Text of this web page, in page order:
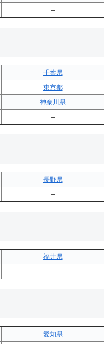
–
千葉県
東京都
神奈川県
–
長野県
–
福井県
–
愛知県